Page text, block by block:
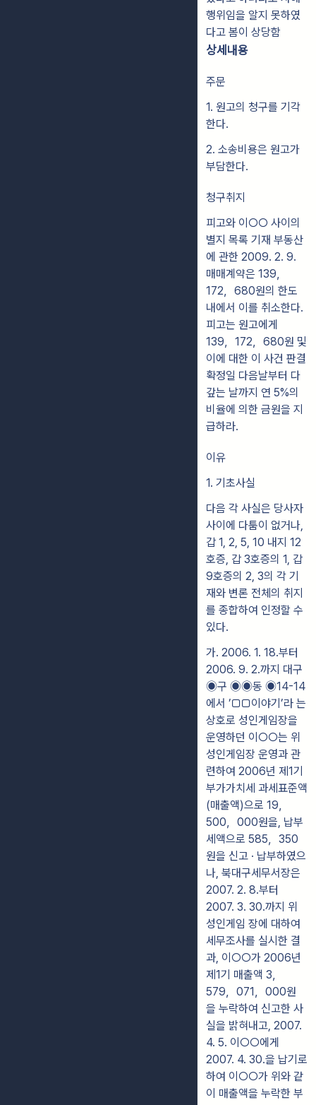
행위임을 알지 못하였
다고 봄이 상당함
상세내용
주문
1. 원고의 청구를 기각
한다.
2. 소송비용은 원고가
부담한다.
청구취지
피고와 이○○ 사이의
별지 목록 기재 부동산
에 관한 2009. 2. 9.
매매계약은 139，
172，680원의 한도
내에서 이를 취소한다.
피고는 원고에게
139，172，680원 및
이에 대한 이 사건 판결
확정일 다음날부터 다
갚는 날까지 연 5%의
비율에 의한 금원을 지
급하라.
이유
1. 기초사실
다음 각 사실은 당사자
사이에 다툼이 없거나,
갑 1, 2, 5, 10 내지 12
호증, 갑 3호증의 1, 갑
9호증의 2, 3의 각 기
재와 변론 전체의 취지
를 종합하여 인정할 수
있다.
가. 2006. 1. 18.부터
2006. 9. 2.까지 대구
◉구 ◉◉동 ◉14-14
에서 ’▢▢이야기’라 는
상호로 성인게임장을
운영하던 이○○는 위
성인게임장 운영과 관
련하여 2006년 제1기
부가가치세 과세표준액
(매출액)으로 19，
500，000원을, 납부
세액으로 585，350
원을 신고 · 납부하였으
나, 북대구세무서장은
2007. 2. 8.부터
2007. 3. 30.까지 위
성인게임 장에 대하여
세무조사를 실시한 결
과, 이○○가 2006년
제1기 매출액 3，
579，071，000원
을 누락하여 신고한 사
실을 밝혀내고, 2007.
4. 5. 이○○에게
2007. 4. 30.을 납기로
하여 이○○가 위와 같
이 매출액을 누락한 부